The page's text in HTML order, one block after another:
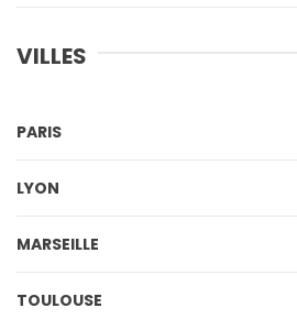
VILLES
PARIS
LYON
MARSEILLE
TOULOUSE